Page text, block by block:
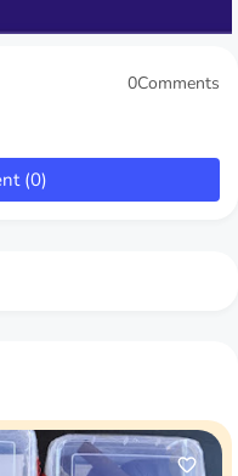
0Comments
(0)